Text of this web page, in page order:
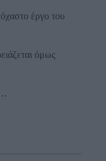
έργο του
όμως